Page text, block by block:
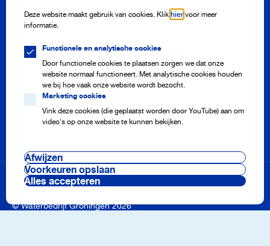
Deze website maakt gebruik van cookies. Klik hier voor meer
informatie.
Functionele en analytische cookies
Door functionele cookies te plaatsen zorgen we dat onze
website normaal functioneert. Met analytische cookies houden
we bij hoe vaak onze website wordt bezocht.
Marketing cookies
Vink deze cookies (die geplaatst worden door YouTube) aan om
video's op onze website te kunnen bekijken.
Afwijzen
Voorkeuren opslaan
Alles accepteren
Meterstand doorgeven
Adres aanmelden of afmelden
Storing melden
Veelgestelde vragen
Werken bij
© Waterbedrijf Groningen 2026
Cookie voorkeuren
Voorwaarden & regelingen
Disclaimer & privacy